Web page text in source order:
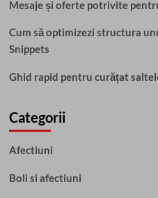
Mesaje și oferte potrivite
Cum să optimizezi structura
Snippets
Ghid rapid pentru curățat
Categorii
Afectiuni
Boli si afectiuni